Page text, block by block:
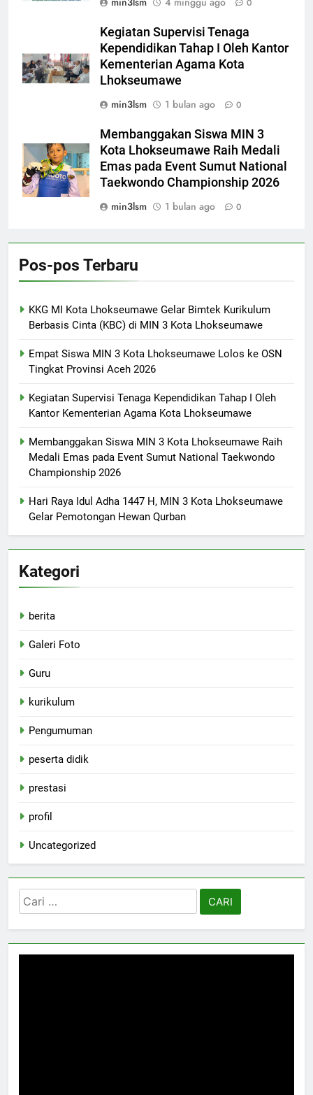
0
Kegiatan Supervisi Tenaga
Kependidikan Tahap I Oleh Kantor
Kementerian Agama Kota
Lhokseumawe
min3lsm
1 bulan ago 0
Membanggakan Siswa MIN 3
Kota Lhokseumawe Raih Medali
Emas pada Event Sumut National
Taekwondo Championship 2026
min3lsm
1 bulan ago 0
Pos-pos Terbaru
KKG MI Kota Lhokseumawe Gelar Bimtek Kurikulum
Berbasis Cinta (KBC) di MIN 3 Kota Lhokseumawe
Empat Siswa MIN 3 Kota Lhokseumawe Lolos ke OSN
Tingkat Provinsi Aceh 2026
Kegiatan Supervisi Tenaga Kependidikan Tahap I Oleh
Kantor Kementerian Agama Kota Lhokseumawe
Membanggakan Siswa MIN 3 Kota Lhokseumawe Raih
Medali Emas pada Event Sumut National Taekwondo
Championship 2026
Hari Raya Idul Adha 1447 H, MIN 3 Kota Lhokseumawe
Gelar Pemotongan Hewan Qurban
Kategori
berita
Galeri Foto
Guru
kurikulum
Pengumuman
peserta didik
prestasi
profil
Uncategorized
Cari
untuk: